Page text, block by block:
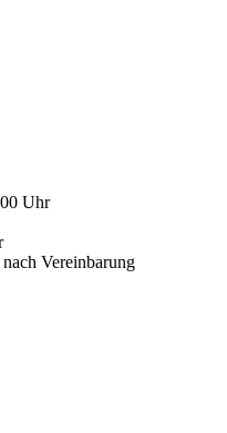
Uhr
nach Vereinbarung